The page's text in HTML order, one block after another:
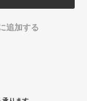
追加する